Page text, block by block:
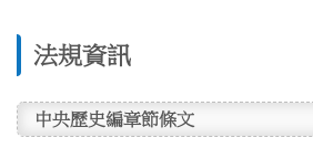
法規資訊
中央歷史編章節條文